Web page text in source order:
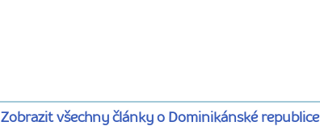
Zobrazit všechny články o Dominikánské republice